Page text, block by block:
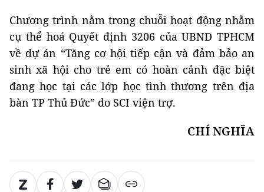
Chương trình nằm trong chuỗi hoạt động nhằm
cụ thể hoá Quyết định 3206 của UBND TPHCM
về dự án “Tăng cơ hội tiếp cận và đảm bảo an
sinh xã hội cho trẻ em có hoàn cảnh đặc biệt
đang học tại các lớp học tình thương trên địa
bàn TP Thủ Đức” do SCI viện trợ.
CHÍ NGHĨA